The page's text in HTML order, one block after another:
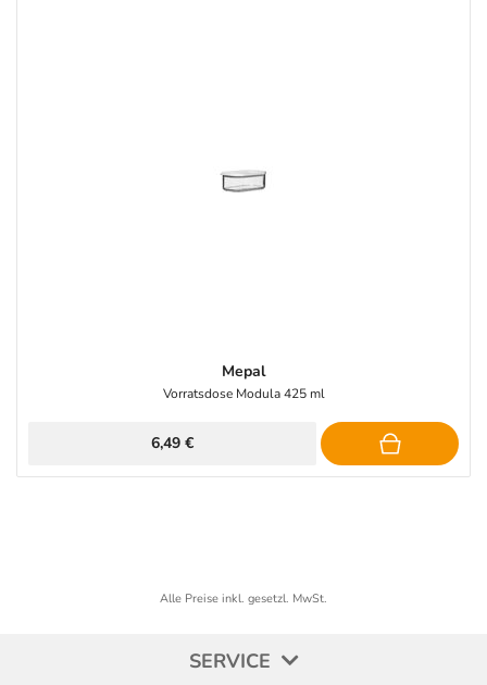
Mepal
Vorratsdose Modula 425 ml
6,49 €
Alle Preise inkl. gesetzl. MwSt.
SERVICE